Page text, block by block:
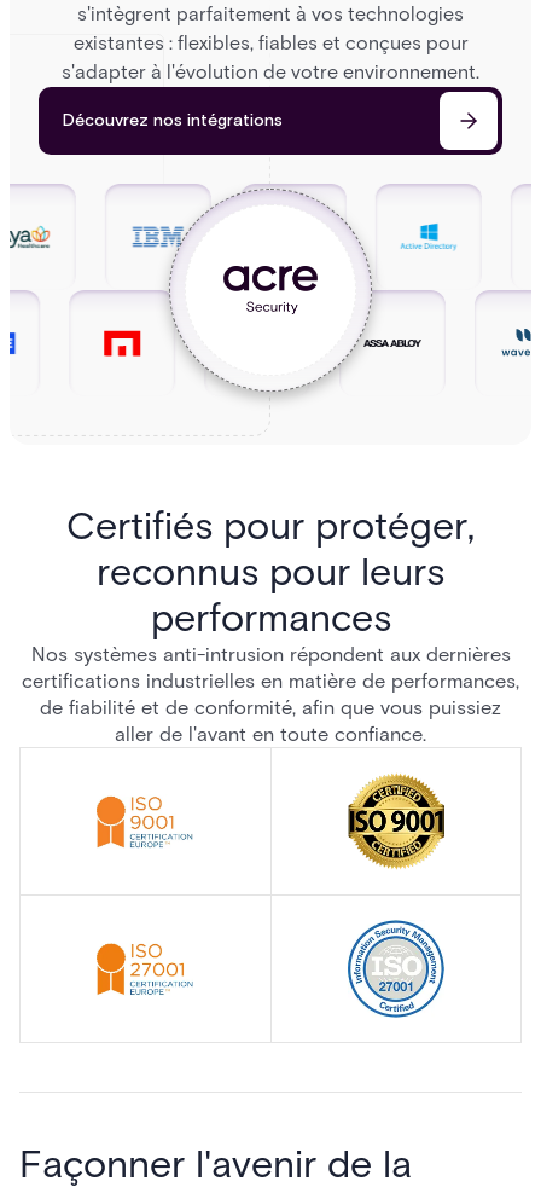
s'intègrent parfaitement à vos technologies
existantes : flexibles, fiables et conçues pour
s'adapter à l'évolution de votre environnement.
Découvrez nos intégrations
Certifiés pour protéger,
reconnus pour leurs
performances
Nos systèmes anti-intrusion répondent aux dernières
certifications industrielles en matière de performances,
de fiabilité et de conformité, afin que vous puissiez
aller de l'avant en toute confiance.
Façonner l'avenir de la